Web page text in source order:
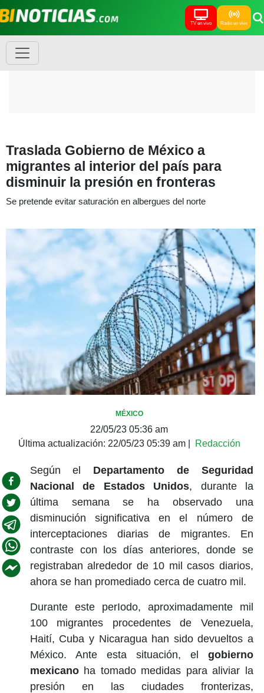
TV en vivo Radio en vivo
Traslada Gobierno de México a
migrantes al interior del país para
disminuir la presión en fronteras
Se pretende evitar saturación en albergues del norte
MÉXICO
22/05/23 05:36 am
Última actualización: 22/05/23 05:39 am| Redacción
Según el Departamento de Seguridad
Nacional de Estados Unidos, durante la
última semana se ha observado una
disminución significativa en el número de
interceptaciones diarias de migrantes. En
contraste con los días anteriores, donde se
registraban alrededor de 10 mil casos diarios,
ahora se han promediado cerca de cuatro mil.
Durante este perIodo, aproximadamente mil
100 migrantes procedentes de Venezuela,
Haití, Cuba y Nicaragua han sido devueltos a
México. Ante esta situación, el gobierno
mexicanoha tomado medidas para aliviar la
presión en las ciudades fronterizas,